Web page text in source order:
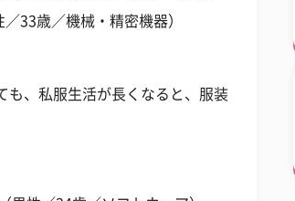
33歳／機械・精密機器）
、私服生活が長くなると、服装